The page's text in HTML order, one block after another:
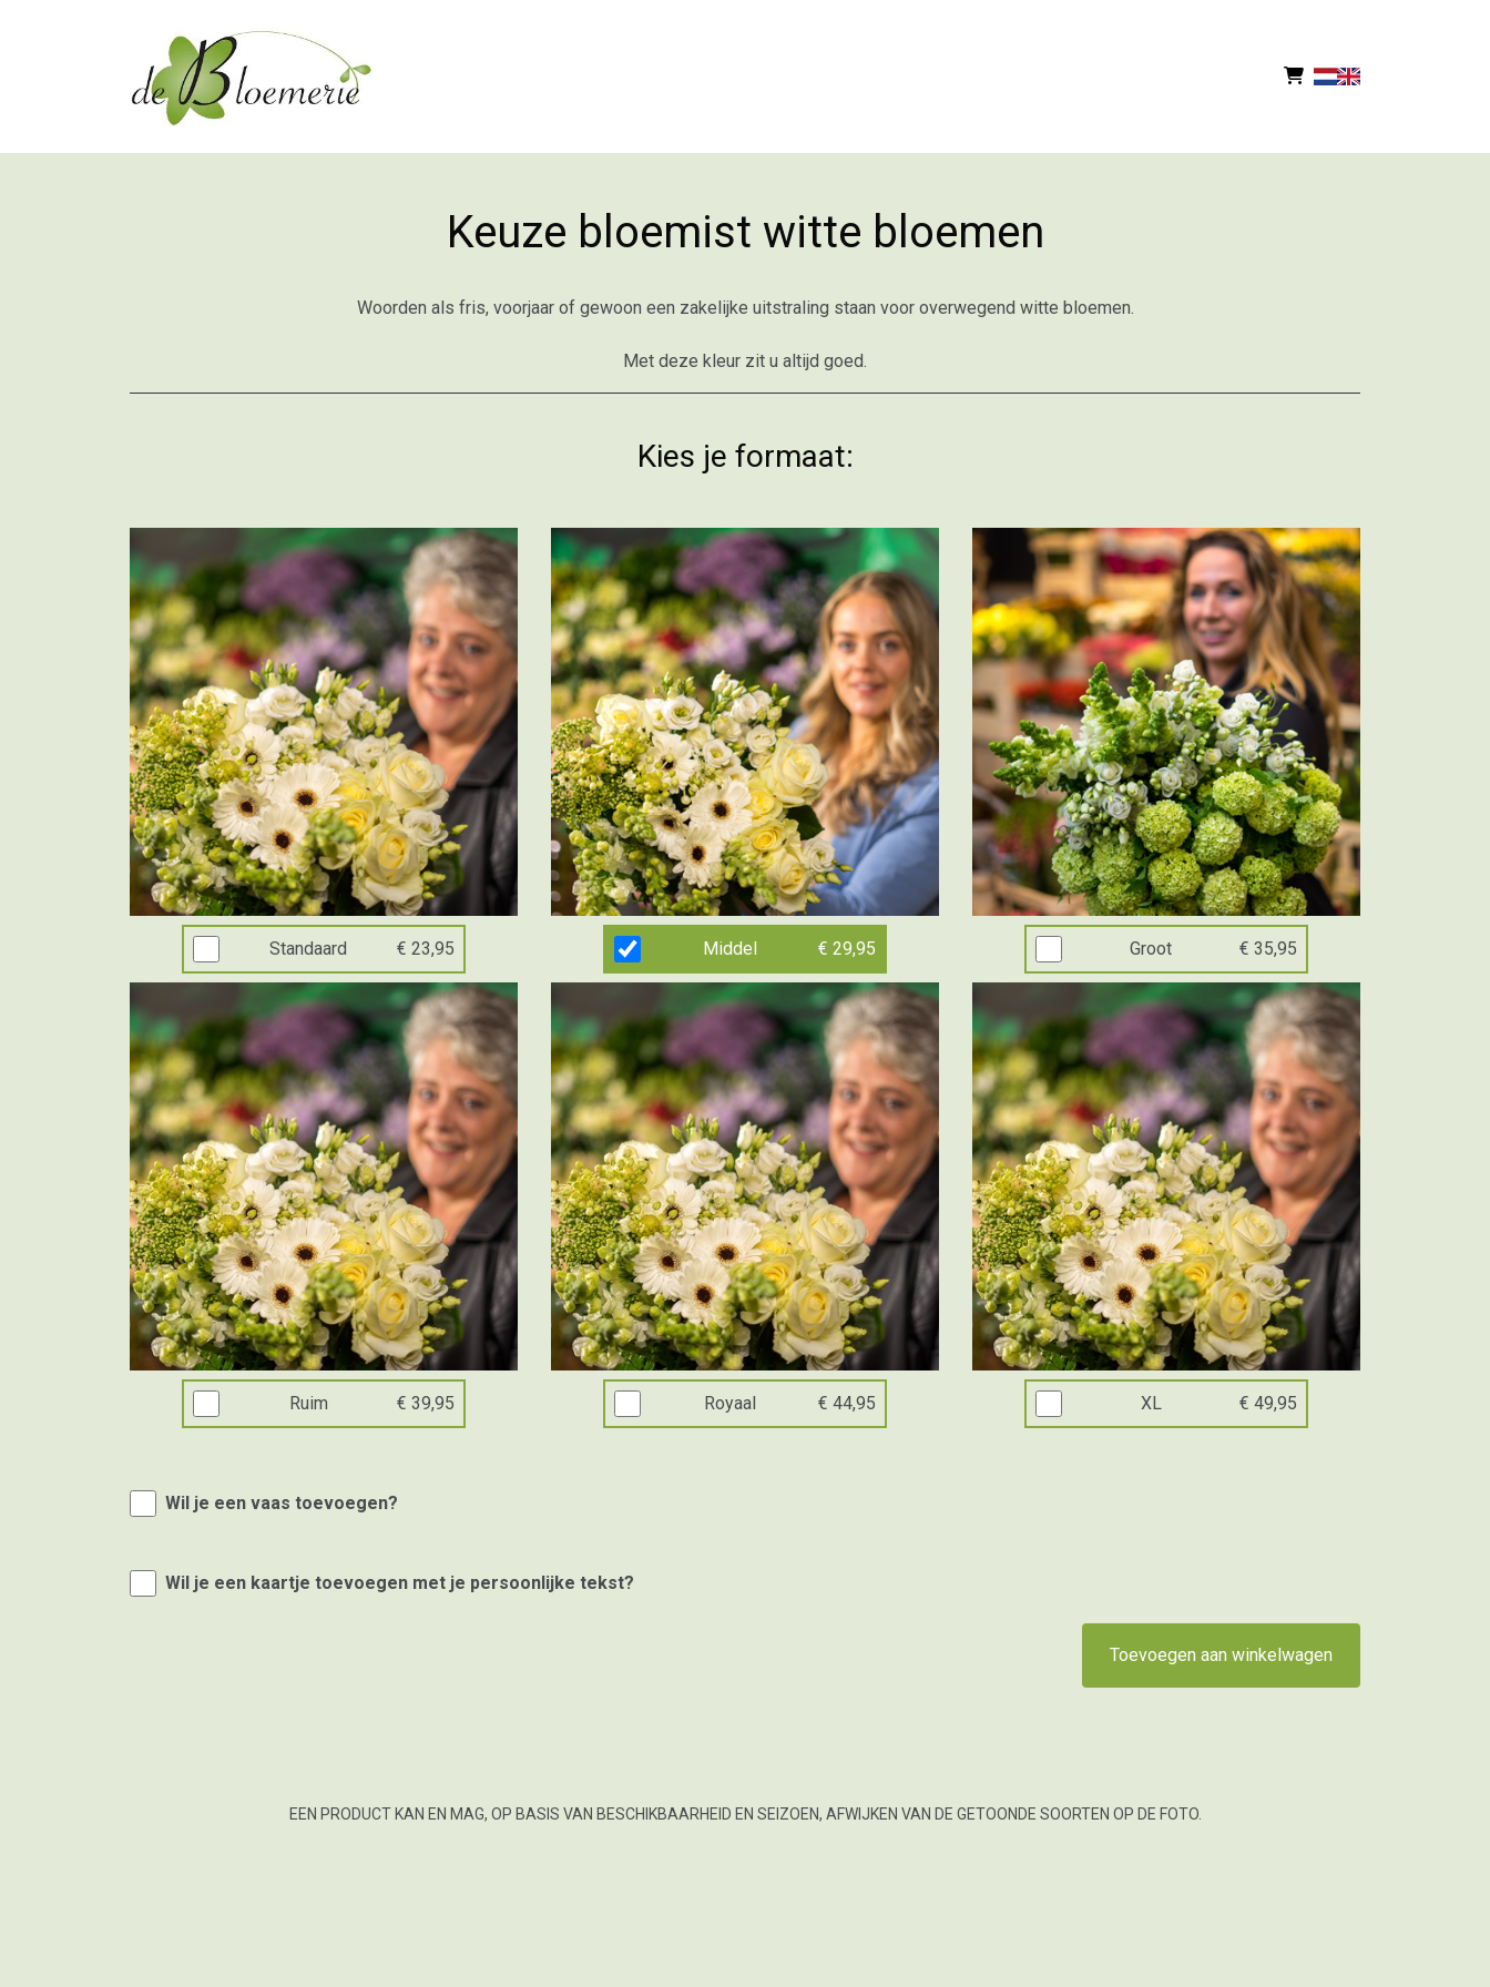
Keuze bloemist witte bloemen
Woorden als fris, voorjaar of gewoon een zakelijke uitstraling staan voor overwegend witte bloemen.
Met deze kleur zit u altijd goed.
Kies je formaat:
Standaard € 23,95 Middel € 29,95 Groot € 35,95
Ruim € 39,95 Royaal € 44,95 XL € 49,95
Wil je een vaas toevoegen?
Wil je een kaartje toevoegen met je persoonlijke tekst?
Toevoegen aan winkelwagen
EEN PRODUCT KAN EN MAG, OP BASIS VAN BESCHIKBAARHEID EN SEIZOEN, AFWIJKEN VAN DE GETOONDE SOORTEN OP DE FOTO.